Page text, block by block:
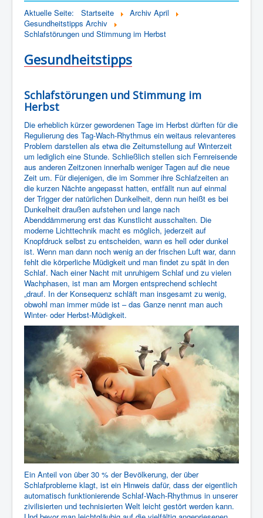
Home Wir über uns
Was wir machen
Unser Leitbild
Photogalerie
Aktuelle Seite: Startseite
Archiv April
Gesundheitstipps Archiv
Schlafstörungen und Stimmung im Herbst
Gesundheitstipps
Schlafstörungen und Stimmung im
Herbst
Die erheblich kürzer gewordenen Tage im Herbst dürften für die
Regulierung des Tag-Wach-Rhythmus ein weitaus relevanteres
Problem darstellen als etwa die Zeitumstellung auf Winterzeit
um lediglich eine Stunde. Schließlich stellen sich Fernreisende
aus anderen Zeitzonen innerhalb weniger Tagen auf die neue
Zeit um. Für diejenigen, die im Sommer ihre Schlafzeiten an
die kurzen Nächte angepasst hatten, entfällt nun auf einmal
der Trigger der natürlichen Dunkelheit, denn nun heißt es bei
Dunkelheit draußen aufstehen und lange nach
Abenddämmerung erst das Kunstlicht ausschalten. Die
moderne Lichttechnik macht es möglich, jederzeit auf
Knopfdruck selbst zu entscheiden, wann es hell oder dunkel
ist. Wenn man dann noch wenig an der frischen Luft war, dann
fehlt die körperliche Müdigkeit und man findet zu spät in den
Schlaf. Nach einer Nacht mit unruhigem Schlaf und zu vielen
Wachphasen, ist man am Morgen entsprechend schlecht
„drauf. In der Konsequenz schläft man insgesamt zu wenig,
obwohl man immer müde ist – das Ganze nennt man auch
Winter- oder Herbst-Müdigkeit.
Ein Anteil von über 30 % der Bevölkerung, der über
Schlafprobleme klagt, ist ein Hinweis dafür, dass der eigentlich
automatisch funktionierende Schlaf-Wach-Rhythmus in unserer
zivilisierten und technisierten Welt leicht gestört werden kann.